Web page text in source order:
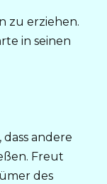
zu erziehen.
in seinen
dass andere
Freut
des